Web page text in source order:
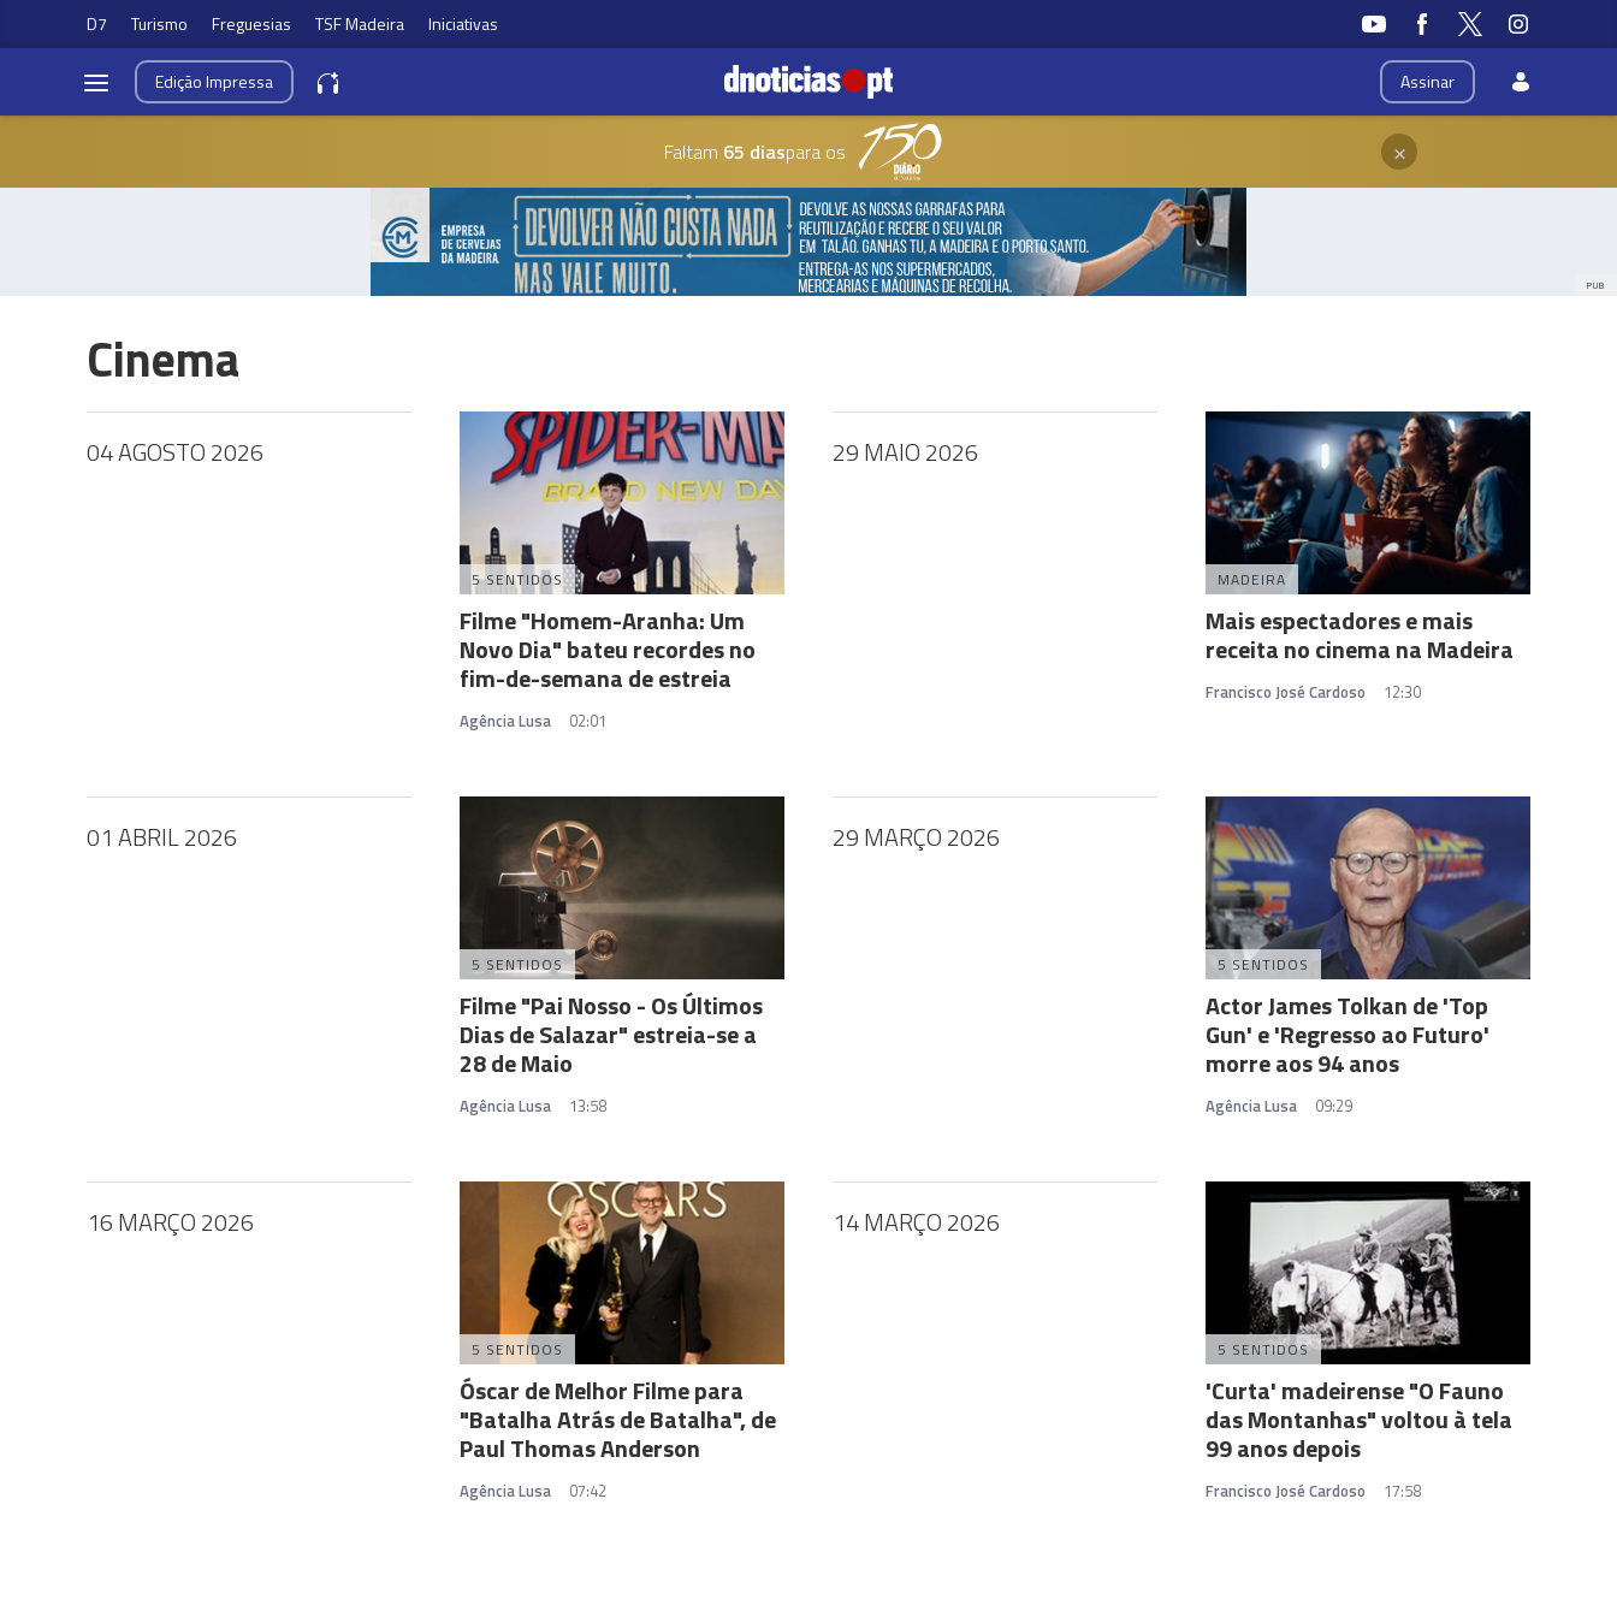
D7 Turismo Freguesias TSF Madeira Iniciativas
Assinar
EdiçãoImpressa
Faltam 65 diaspara os ×
PUB
Cinema
04 AGOSTO 2026
5 SENTIDOS
Filme "Homem-Aranha: Um
Novo Dia" bateu recordes no
fim-de-semana de estreia
Agência Lusa 02:01
29 MAIO 2026
MADEIRA
Mais espectadores e mais
receita no cinema na Madeira
Francisco José Cardoso 12:30
01 ABRIL 2026
5 SENTIDOS
Filme "Pai Nosso - Os Últimos
Dias de Salazar" estreia-se a
28 de Maio
Agência Lusa 13:58
29 MARÇO 2026
5 SENTIDOS
Actor James Tolkan de 'Top
Gun' e 'Regresso ao Futuro'
morre aos 94 anos
Agência Lusa 09:29
16 MARÇO 2026
5 SENTIDOS
Óscar de Melhor Filme para
"Batalha Atrás de Batalha", de
Paul Thomas Anderson
Agência Lusa 07:42
14 MARÇO 2026
5 SENTIDOS
'Curta' madeirense "O Fauno
das Montanhas" voltou à tela
99 anos depois
Francisco José Cardoso 17:58